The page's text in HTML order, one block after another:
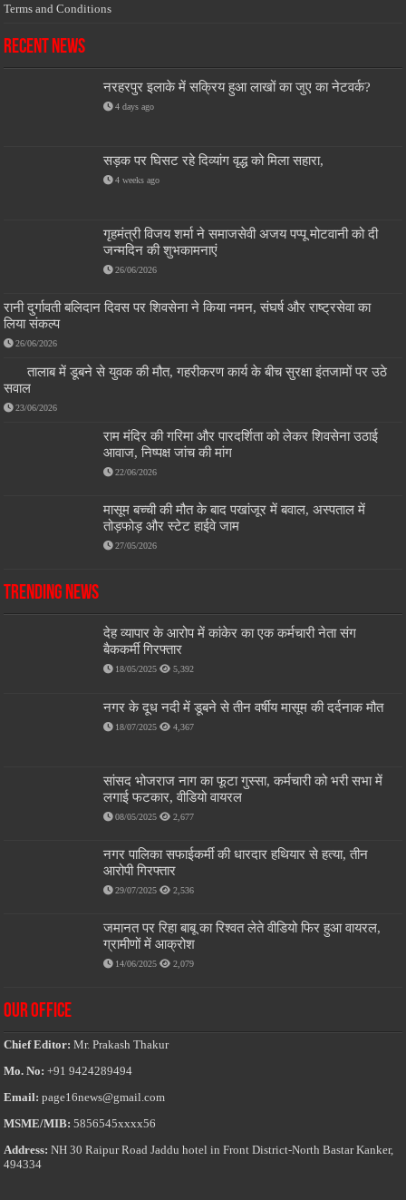
Terms and Conditions
Recent News
नरहरपुर इलाके में सक्रिय हुआ लाखों का जुए का नेटवर्क?
4 days ago
सड़क पर घिसट रहे दिव्यांग वृद्ध को मिला सहारा,
4 weeks ago
गृहमंत्री विजय शर्मा ने समाजसेवी अजय पप्पू मोटवानी को दी
जन्मदिन की शुभकामनाएं
26/06/2026
रानी दुर्गावती बलिदान दिवस पर शिवसेना ने किया नमन, संघर्ष और राष्ट्रसेवा का
लिया संकल्प
26/06/2026
तालाब में डूबने से युवक की मौत, गहरीकरण कार्य के बीच सुरक्षा इंतजामों पर उठे
सवाल
23/06/2026
राम मंदिर की गरिमा और पारदर्शिता को लेकर शिवसेना उठाई
आवाज, निष्पक्ष जांच की मांग
22/06/2026
मासूम बच्ची की मौत के बाद पखांजूर में बवाल, अस्पताल में
तोड़फोड़ और स्टेट हाईवे जाम
27/05/2026
Trending News
देह व्यापार के आरोप में कांकेर का एक कर्मचारी नेता संग
बैककर्मी गिरफ्तार
18/05/2025 5,392
नगर के दूध नदी में डूबने से तीन वर्षीय मासूम की दर्दनाक मौत
18/07/2025 4,367
सांसद भोजराज नाग का फूटा गुस्सा, कर्मचारी को भरी सभा में
लगाई फटकार, वीडियो वायरल
08/05/2025 2,677
नगर पालिका सफाईकर्मी की धारदार हथियार से हत्या, तीन
आरोपी गिरफ्तार
29/07/2025 2,536
जमानत पर रिहा बाबू का रिश्वत लेते वीडियो फिर हुआ वायरल,
ग्रामीणों में आक्रोश
14/06/2025 2,079
OUR OFFICE
Chief Editor:Mr. Prakash Thakur
Mo. No: +91 9424289494
Email: page16news@gmail.com
MSME/MIB: 5856545xxxx56
Address: NH 30 Raipur Road Jaddu hotel in Front District-North Bastar Kanker,
494334